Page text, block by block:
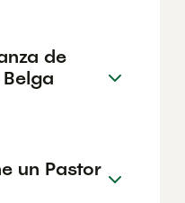
de
un Pastor